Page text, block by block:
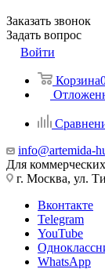
Заказать звонок
Задать вопрос
Войти
Корзина
info@artemida-
Для
г. Москва, ул.
Вконтакте
Telegram
YouTube
WhatsApp